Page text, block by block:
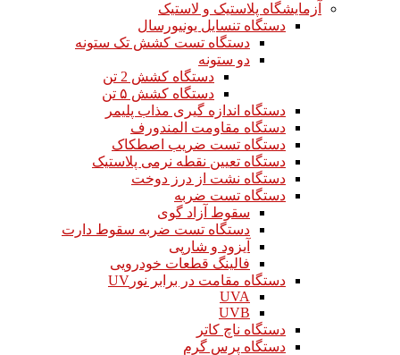
آزمایشگاه پلاستیک و لاستیک
دستگاه تنسایل یونیورسال
دستگاه تست کشش تک ستونه
دو ستونه
دستگاه کشش 2 تن
دستگاه کشش ۵ تن
دستگاه اندازه گیری مذاب پلیمر
دستگاه مقاومت المندورف
دستگاه تست ضریب اصطکاک
دستگاه تعیین نقطه نرمی پلاستیک
دستگاه نشت از درز دوخت
دستگاه تست ضربه
سقوط آزاد گوی
دستگاه تست ضربه سقوط دارت
آیزود و شارپی
فالینگ قطعات خودرویی
دستگاه مقامت در برابر نورUV
UVA
UVB
دستگاه ناچ کاتر
دستگاه پرس گرم